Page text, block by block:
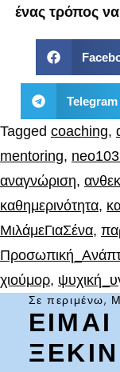
ένας τρόπος να
Telegram
Tagged coaching,
mentoring,
αναγνώριση,
καθημερινότητα,
ΜιλάμεΓιαΣένα,
χιούμορ,
Σε περιμένω,